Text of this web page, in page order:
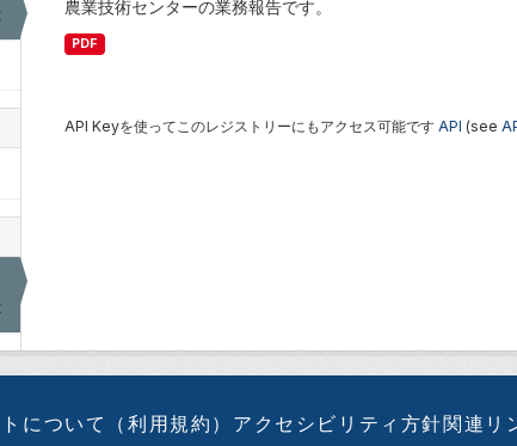
農業技術センターの業務報告です。
PDF
API Keyを使ってこのレジストリーにもアクセス可能です API (see
について（利用規約） アクセシビリティ方針関連リ